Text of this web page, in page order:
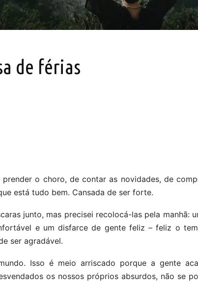
de férias
o choro, de contar as novidades, de
está tudo bem. Cansada de ser forte.
junto, mas precisei recolocá-las pela manhã:
e um disfarce de gente feliz – feliz o
ser agradável.
Isso é meio arriscado porque a gente
os nossos próprios absurdos, não se